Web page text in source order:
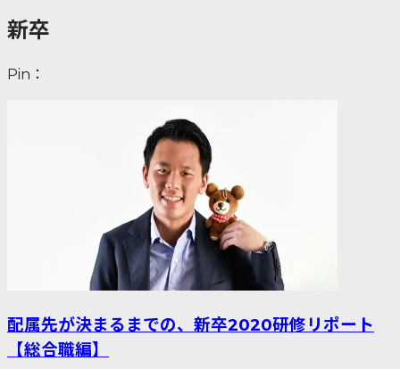
新卒
Pin：
配属先が決まるまでの、新卒2020研修リポート
【総合職編】